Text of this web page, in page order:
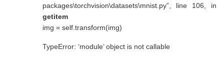
8.2.2 图像的风格损失 223
8.2.3 模型搭建和参数优化 224
8.2.4 训练新定义的卷积神经网络 226
packages\torchvision\datasets\mnist.py”, line 106, in
getitem
img = self.transform(img)
TypeError: ‘module’ object is not callable